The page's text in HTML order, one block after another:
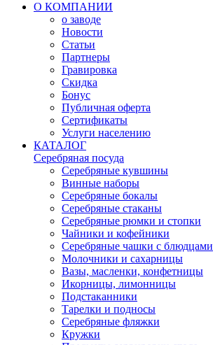
О КОМПАНИИ
о заводе
Новости
Статьи
Партнеры
Гравировка
Скидка
Бонус
Публичная оферта
Сертификаты
Услуги населению
КАТАЛОГ
Серебряная посуда
Серебряные кувшины
Винные наборы
Серебряные бокалы
Серебряные стаканы
Серебряные рюмки и стопки
Чайники и кофейники
Серебряные чашки с блюдцами
Молочники и сахарницы
Вазы, масленки, конфетницы
Икорницы, лимонницы
Подстаканники
Тарелки и подносы
Серебряные фляжки
Кружки